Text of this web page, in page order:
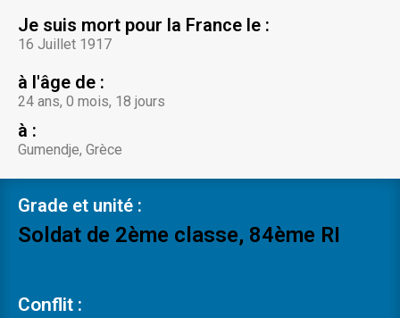
Je suis mort pour la France le :
16 Juillet 1917
à l'âge de :
24 ans, 0 mois, 18 jours
à :
Gumendje, Grèce
Grade et unité :
Soldat de 2ème classe, 84ème RI
Conflit :